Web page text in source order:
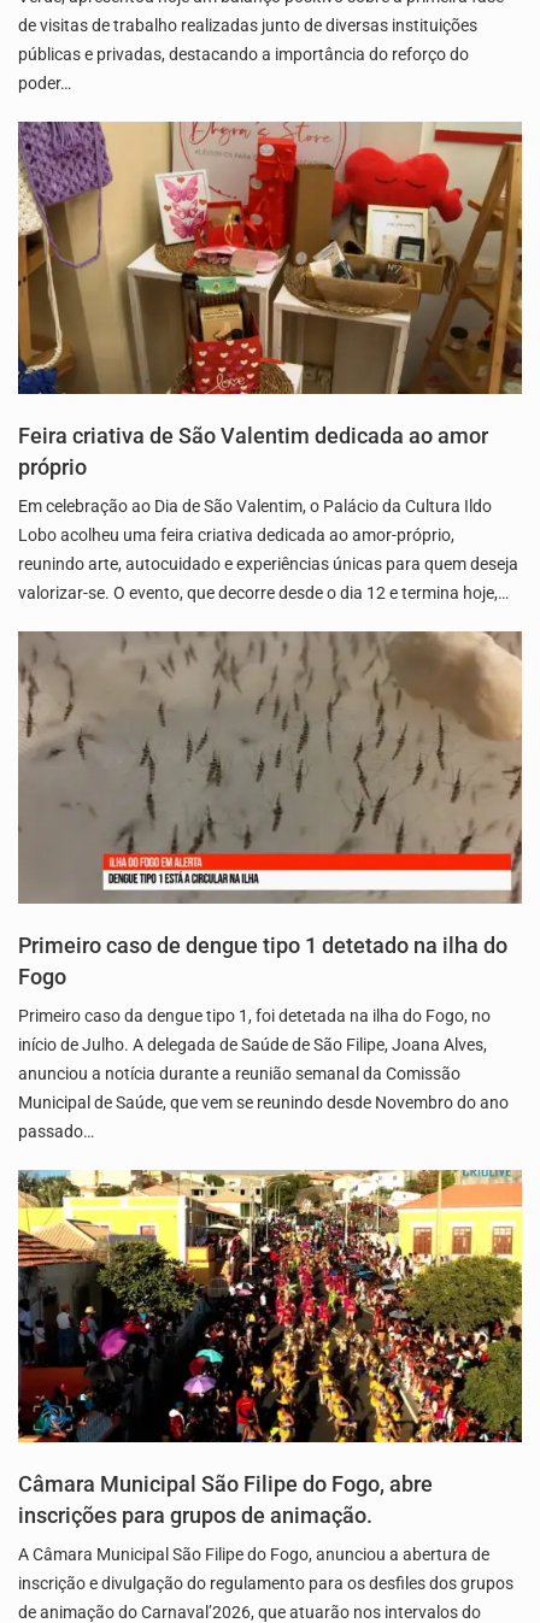
de visitas de trabalho realizadas junto de diversas instituições
públicas e privadas, destacando a importância do reforço do
poder…
Feira criativa de São Valentim dedicada ao amor
próprio
Em celebração ao Dia de São Valentim, o Palácio da Cultura Ildo
Lobo acolheu uma feira criativa dedicada ao amor-próprio,
reunindo arte, autocuidado e experiências únicas para quem deseja
valorizar-se. O evento, que decorre desde o dia 12 e termina hoje,…
Primeiro caso de dengue tipo 1 detetado na ilha do
Fogo
Primeiro caso da dengue tipo 1, foi detetada na ilha do Fogo, no
início de Julho. A delegada de Saúde de São Filipe, Joana Alves,
anunciou a notícia durante a reunião semanal da Comissão
Municipal de Saúde, que vem se reunindo desde Novembro do ano
passado…
Câmara Municipal São Filipe do Fogo, abre
inscrições para grupos de animação.
A Câmara Municipal São Filipe do Fogo, anunciou a abertura de
inscrição e divulgação do regulamento para os desfiles dos grupos
de animação do Carnaval’2026, que atuarão nos intervalos do